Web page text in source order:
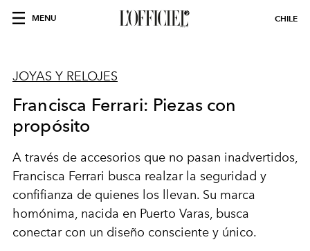
MENU CHILE
JOYAS Y RELOJES
Francisca Ferrari: Piezas con
propósito
A través de accesorios que no pasan inadvertidos,
Francisca Ferrari busca realzar la seguridad y
confifianza de quienes los llevan. Su marca
homónima, nacida en Puerto Varas, busca
conectar con un diseño consciente y único.